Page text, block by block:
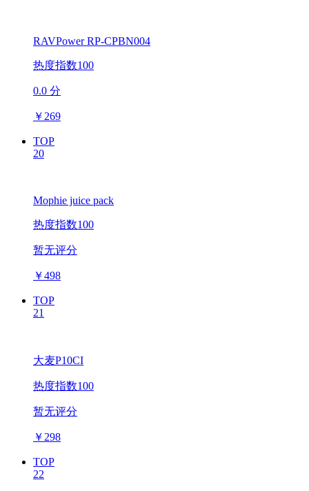
RAVPower RP-CPBN004
热度指数100
0.0 分
￥ 269
TOP
20
Mophie juice pack
热度指数100
暂无评分
￥498
TOP
21
大麦P10CI
热度指数100
暂无评分
￥ 298
TOP
22